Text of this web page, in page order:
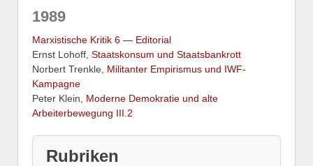
1989
Marxistische Kritik 6 — Editorial
Ernst Lohoff, Staatskonsum und Staatsbankrott
Norbert Trenkle, Militanter Empirismus und IWF-
Kampagne
Peter Klein, Moderne Demokratie und alte
Arbeiterbewegung III.2
Rubriken